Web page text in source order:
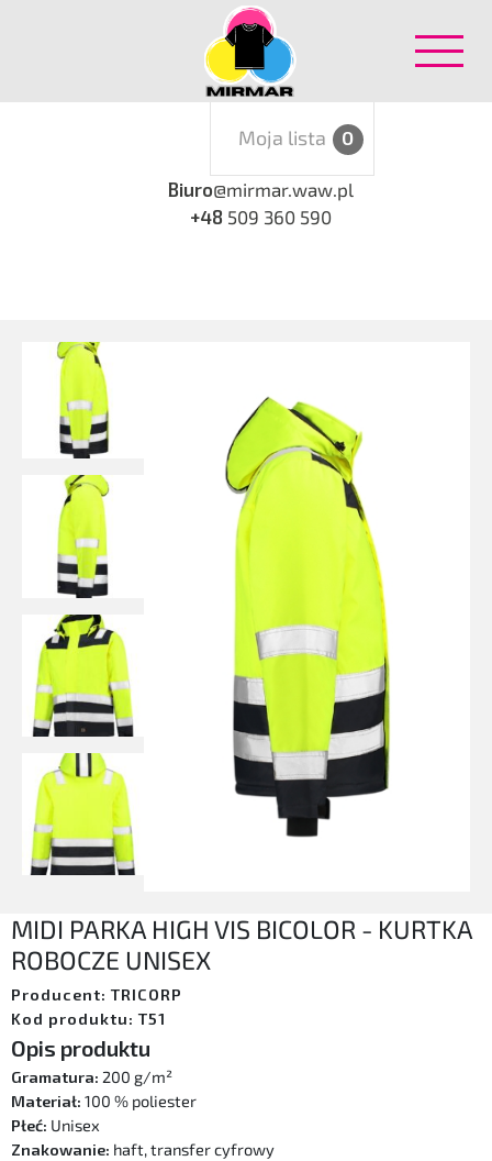
Biuro@mirmar.waw.pl
+48 509 360 590
Moja lista 0
MIDI PARKA HIGH VIS BICOLOR - KURTKA
ROBOCZE UNISEX
Producent: TRICORP
Kod produktu: T51
Opis produktu
Gramatura: 200 g/m²
Materiał: 100 % poliester
Płeć: Unisex
Znakowanie: haft, transfer cyfrowy